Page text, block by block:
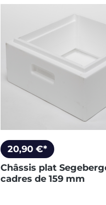
20,90 €*
Châssis plat
cadres de 159 mm